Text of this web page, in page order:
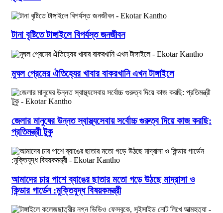
টানা বৃষ্টিতে টাঙ্গাইলে বিপর্যস্ত জনজীবন
মুঘল প্রেমের ঐতিহ্যের খাবার বাকরখানি এখন টাঙ্গাইলে
জেলার মানুষের উন্নত স্বাস্থ্যসেবায় সর্বোচ্চ গুরুত্ব দিয়ে কাজ করছি:
প্রতিমন্ত্রী টুকু
আমাদের চার পাশে ব্যাঙের ছাতার মতো গড়ে উঠছে মাদ্রাসা ও
কিন্ডার গার্ডেন :মুক্তিযুদ্ধ বিষয়কমন্ত্রী